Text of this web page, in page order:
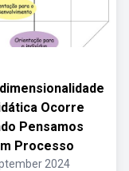
Ocorre
Pensamos
Processo
2024